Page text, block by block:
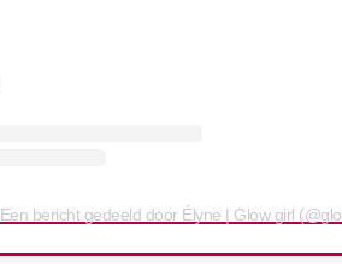
Een bericht gedeeld door Élyne | Glow girl